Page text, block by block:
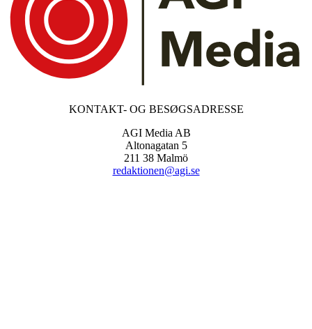
KONTAKT- OG BESØGSADRESSE
AGI Media AB
Altonagatan 5
211 38 Malmö
redaktionen@agi.se